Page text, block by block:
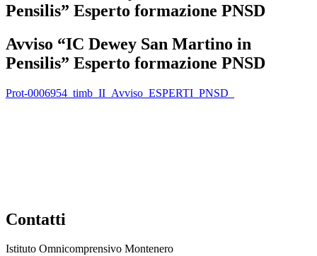
Pensilis” Esperto formazione PNSD
Avviso “IC Dewey San Martino in
Pensilis” Esperto formazione PNSD
Prot-0006954_timb_II_Avviso_ESPERTI_PNSD_
Contatti
Istituto Omnicomprensivo Montenero